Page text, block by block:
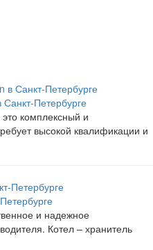
Петербурге
комплексный и
высокой квалификации и
и надежное
Котел – хранитель